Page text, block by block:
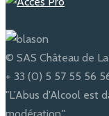
© SAS Château de
+ 33 (0) 5 57 55 56
"L'Abus d'Alcool est